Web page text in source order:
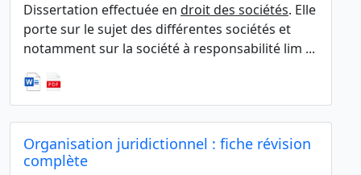
Dissertation effectuée en droit des sociétés. Elle
porte sur le sujet des différentes sociétés et
notamment sur la société à responsabilité lim ...
Organisation juridictionnel : fiche révision
complète